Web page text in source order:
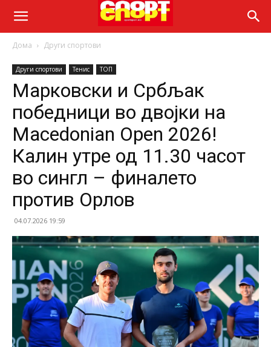
Дома Други спортови
Други спортови Тенис ТОП
Марковски и Србљак
победници во двојки на
Macedonian Open 2026!
Калин утре од 11.30 часот
во сингл – финалето
против Орлов
04.07.2026 19:59